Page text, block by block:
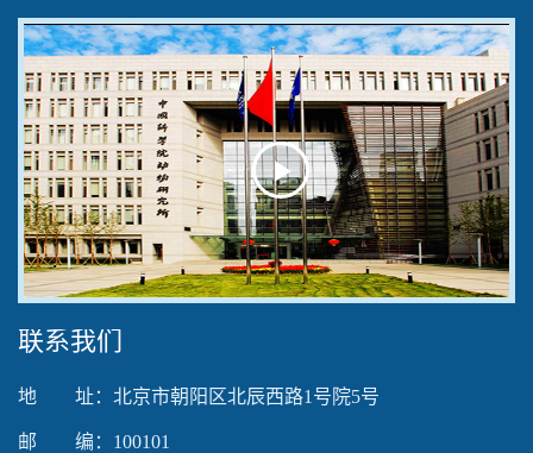
Play
Video
联系我们
地 址：北京市朝阳区北辰西路1号院5号
邮 编：100101